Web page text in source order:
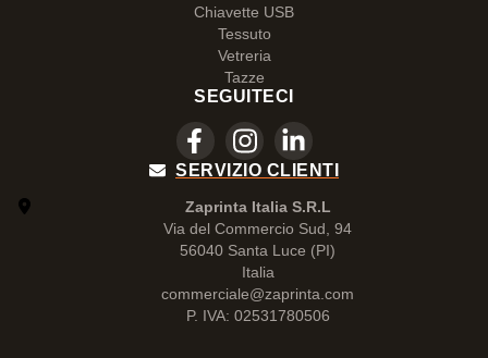
Chiavette USB
Tessuto
Vetreria
Tazze
SEGUITECI
SERVIZIO CLIENTI
Zaprinta Italia S.R.L
Via del Commercio Sud, 94
56040 Santa Luce (PI)
Italia
commerciale@zaprinta.com
P. IVA: 02531780506